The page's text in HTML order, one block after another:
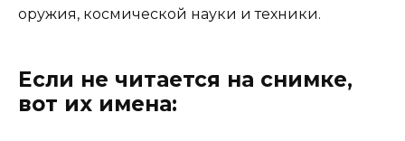
оружия, космической науки и техники.
Если не читается на снимке,
вот их имена: